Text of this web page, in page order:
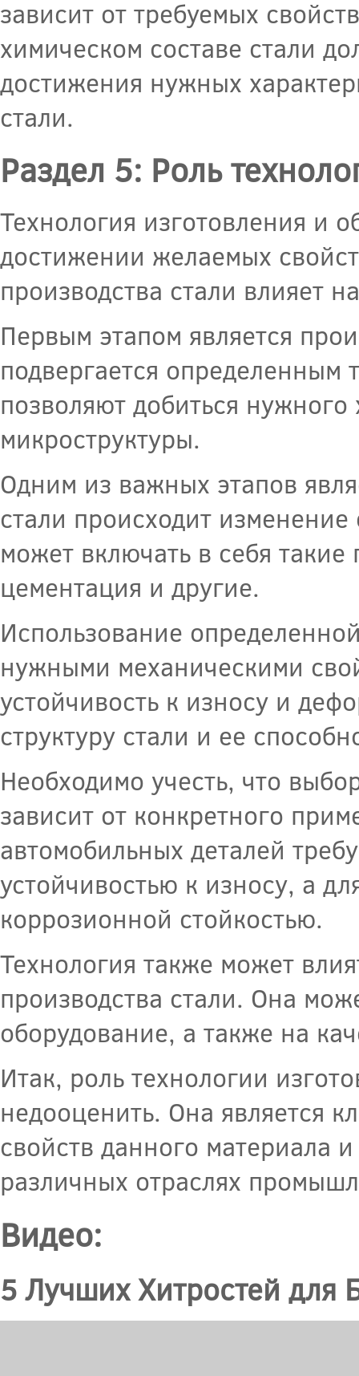
зависит от требуемых
химическом составе стали
достижения нужных
стали.
Раздел 5: Роль
Технология изготовления и
достижении желаемых
производства стали влияет
Первым этапом является
подвергается определенным
позволяют добиться
микроструктуры.
Одним из важных этапов
стали происходит
может включать в себя
цементация и другие.
Использование
нужными механическими
устойчивость к износу и
структуру стали и ее
Необходимо учесть, что
зависит от конкретного
автомобильных деталей
устойчивостью к износу, а
коррозионной стойкостью.
Технология также может
производства стали. Она
оборудование, а также на
Итак, роль технологии
недооценить. Она является
свойств данного материала
различных отраслях
Видео:
5 Лучших Хитростей для